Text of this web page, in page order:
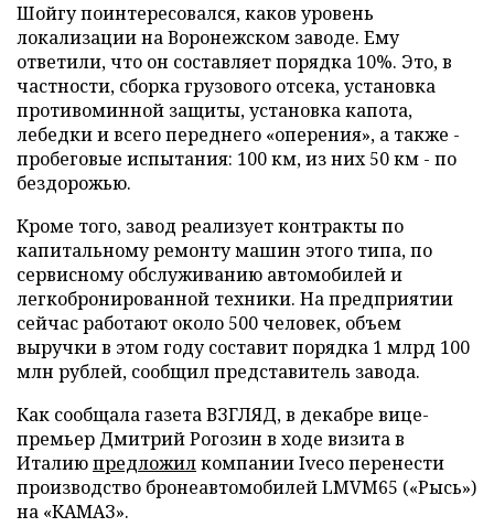
Шойгу поинтересовался, каков уровень
локализации на Воронежском заводе. Ему
ответили, что он составляет порядка 10%. Это, в
частности, сборка грузового отсека, установка
противоминной защиты, установка капота,
лебедки и всего переднего «оперения», а также -
пробеговые испытания: 100 км, из них 50 км - по
бездорожью.
Кроме того, завод реализует контракты по
капитальному ремонту машин этого типа, по
сервисному обслуживанию автомобилей и
легкобронированной техники. На предприятии
сейчас работают около 500 человек, объем
выручки в этом году составит порядка 1 млрд 100
млн рублей, сообщил представитель завода.
Как сообщала газета ВЗГЛЯД, в декабре вице-
премьер Дмитрий Рогозин в ходе визита в
Италиюпредложилкомпании Iveco перенести
производство бронеавтомобилей LMVM65 («Рысь»)
на «КАМАЗ».